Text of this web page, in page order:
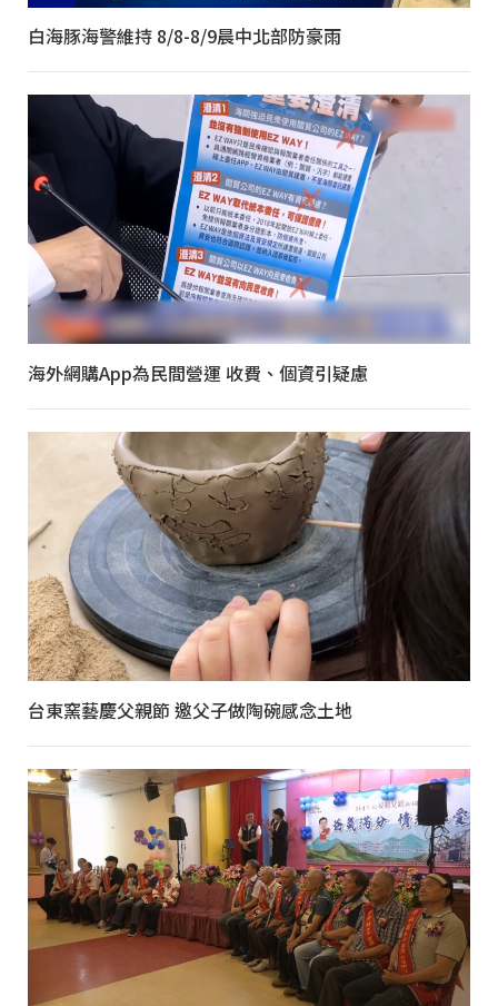
白海豚海警維持 8/8-8/9晨中北部防豪雨
海外網購App為民間營運 收費、個資引疑慮
台東窯藝慶父親節 邀父子做陶碗感念土地